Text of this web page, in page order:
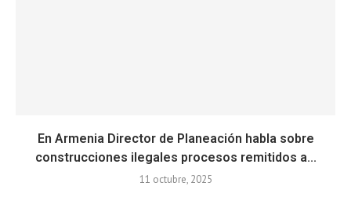
En Armenia Director de Planeación habla sobre
construcciones ilegales procesos remitidos a...
11 octubre, 2025